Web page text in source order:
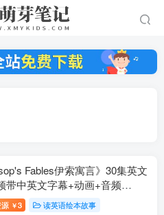
Fables伊索寓言》30集英文
带中英文字幕+动画+音频
百度云网盘下载！
￥3 读英语绘本故事